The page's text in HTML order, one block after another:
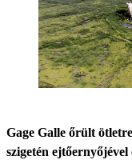
Gage Galle őrült
szigetén